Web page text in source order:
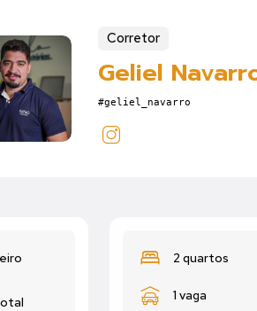
Corretor
Geliel
#geliel_navarro
2 quartos
1 vaga